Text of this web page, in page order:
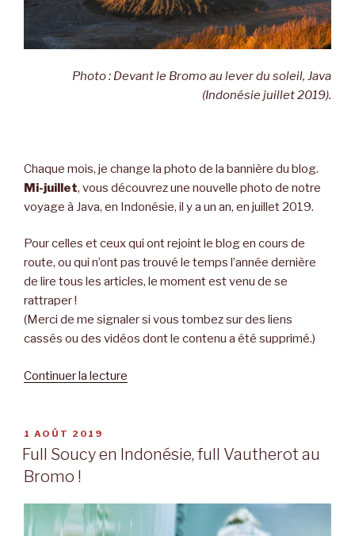
Photo : Devant le Bromo au lever du soleil, Java
(Indonésie juillet 2019).
Chaque mois, je change la photo de la bannière du blog.
Mi-juillet, vous découvrez une nouvelle photo de notre
voyage à Java, en Indonésie, il y a un an, en juillet 2019.
Pour celles et ceux qui ont rejoint le blog en cours de
route, ou qui n’ont pas trouvé le temps l’année dernière
de lire tous les articles, le moment est venu de se
rattraper !
(Merci de me signaler si vous tombez sur des liens
cassés ou des vidéos dont le contenu a été supprimé.)
Continuer la lecture
un
en
PUBLIÉ
LE
1 AOÛT 2019
Full Soucy en Indonésie, full Vautherot au
Bromo !